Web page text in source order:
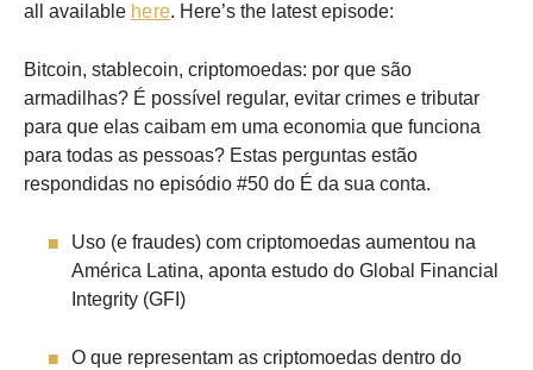
all available here. Here’s the latest episode:
Bitcoin, stablecoin, criptomoedas: por que são
armadilhas? É possível regular, evitar crimes e tributar
para que elas caibam em uma economia que funciona
para todas as pessoas? Estas perguntas estão
respondidas no episódio #50 do É da sua conta.
Uso (e fraudes) com criptomoedas aumentou na
América Latina, aponta estudo do Global Financial
Integrity (GFI)
O que representam as criptomoedas dentro do